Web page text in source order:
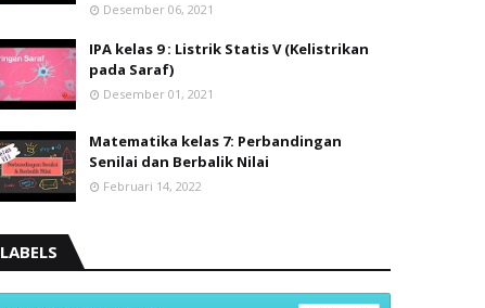
Desember 06, 2021
IPA kelas 9 : Listrik Statis V (Kelistrikan
pada Saraf)
Desember 01, 2021
Matematika kelas 7: Perbandingan
Senilai dan Berbalik Nilai
Februari 14, 2022
LABELS